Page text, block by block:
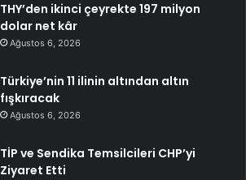
THY’den ikinci çeyrekte 197 milyon
dolar net kâr
Ağustos 6, 2026
Türkiye’nin 11 ilinin altından altın
fışkıracak
Ağustos 6, 2026
TİP ve Sendika Temsilcileri CHP’yi
Ziyaret Etti